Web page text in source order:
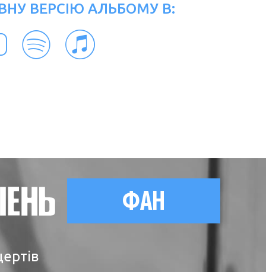
ВЕРСІЮ АЛЬБОМУ В:
ФАН